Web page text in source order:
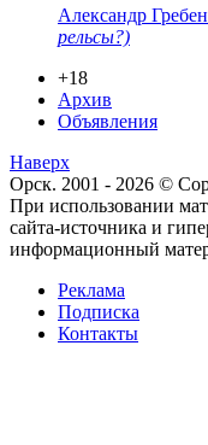
Александр
рельсы?)
+18
Архив
Объявления
Наверх
Орск. 2001 - 2026 ©
При использовании
сайта-источника и
информационный
Реклама
Подписка
Контакты